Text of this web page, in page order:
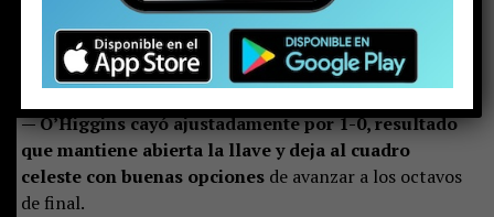
Garrido, en tanto, está concentrado esta semana en
sacar adelante la definición frente a Boca Juniors por un
lugar en la siguiente ronda de la Copa Sudamericana.
— O’Higgins cayó ajustadamente por 1-0, resultado
que mantiene abierta la llave y deja al cuadro
celeste con buenas opcionesde avanzar a los octavos
de final.